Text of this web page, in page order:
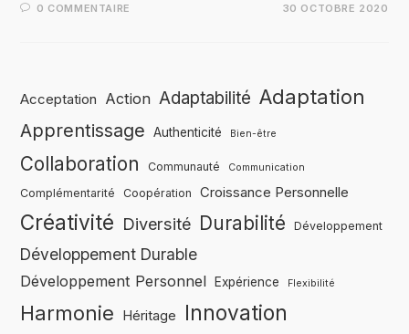
0 COMMENTAIRE 30 OCTOBRE 2020
Acceptation Action Adaptabilité Adaptation
Apprentissage Authenticité Bien-être
Collaboration Communauté Communication
Complémentarité Coopération Croissance Personnelle
Créativité Diversité Durabilité Développement
Développement Durable
Développement Personnel Expérience Flexibilité
Harmonie Héritage Innovation